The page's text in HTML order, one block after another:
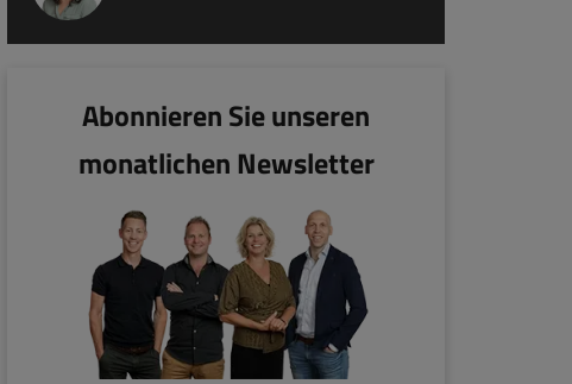
Abonnieren Sie unseren
monatlichen Newsletter